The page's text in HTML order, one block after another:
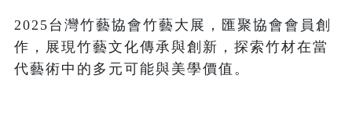
2025台灣竹藝協會竹藝大展，匯聚協會會員創
作，展現竹藝文化傳承與創新，探索竹材在當
代藝術中的多元可能與美學價值。